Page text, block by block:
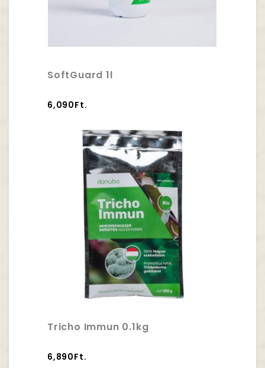
SoftGuard 1l
6,090Ft.
Tricho Immun 0.1kg
6,890Ft.